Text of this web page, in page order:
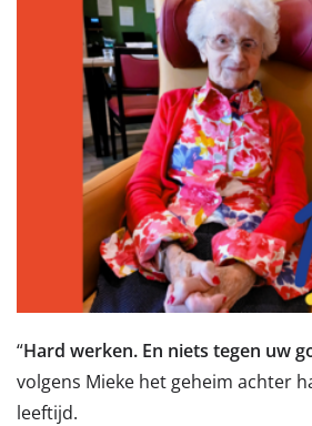
“Hard werken. En niets tegen uw
volgens Mieke het geheim achter
leeftijd.